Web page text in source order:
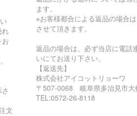
れ
文
ます。
※お客様都合による返品の場合
させて頂きます。
返品の場合は、必ず当店に電話
いにてお送り下さい。
【返送先】
株式会社アイコットリョーワ
〒507-0068 岐阜県多治見市大
TEL:0572-26-8118